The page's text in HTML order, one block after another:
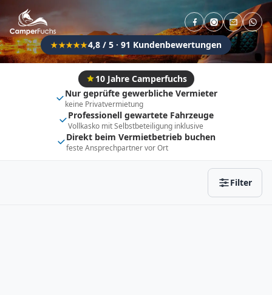
★★★★★4,8 / 5 · 91 Kundenbewertungen
10 Jahre Camperfuchs
Nur geprüfte gewerbliche Vermieter
keine Privatvermietung
Professionell gewartete Fahrzeuge
Vollkasko mit Selbstbeteiligung inklusive
Direkt beim Vermietbetrieb buchen
feste Ansprechpartner vor Ort
Filter
Flexibel (±3 Tage) Anhängerkupplung
Fahrzeugtyp
Vollintegriert Kastenwagen
Alkoven Teil-Integriert
Wohnwagen